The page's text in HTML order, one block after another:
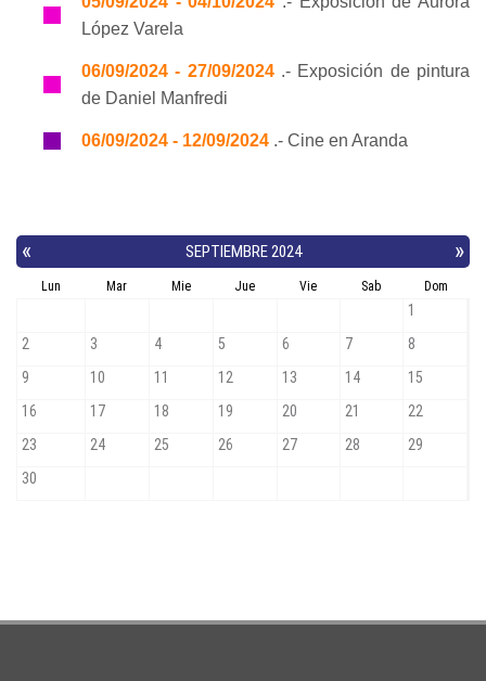
López Varela
06/09/2024 - 27/09/2024.- Exposición de pintura
de Daniel Manfredi
06/09/2024 - 12/09/2024 .- Cine en Aranda